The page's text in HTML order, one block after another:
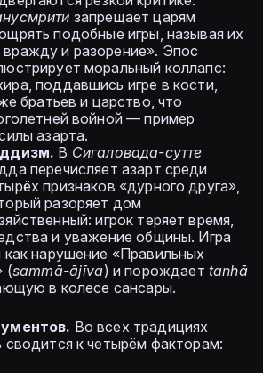
запрещает царям
подобные игры, называя их
и разорение». Эпос
моральный коллапс:
поддавшись игре в кости,
братьев и царство, что
войной — пример
азарта.
В Сигаловада-сутте
перечисляет азарт среди
признаков «дурного друга»,
разоряет дом
игрок теряет время,
и уважение общины. Игра
как нарушение «Правильных
(sammā-ājīva) и порождает tanhā
в колесе сансары.
Во всех традициях
сводится к четырём факторам: